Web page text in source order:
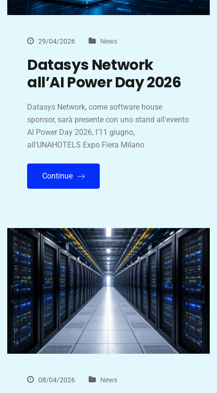
29/04/2026 News
Datasys Network
all’AI Power Day 2026
Datasys Network, come software house
sponsor, sarà presente con uno stand all'evento
AI Power Day 2026, l'11 giugno,
all'UNAHOTELS Expo Fiera Milano
Continue
08/04/2026 News